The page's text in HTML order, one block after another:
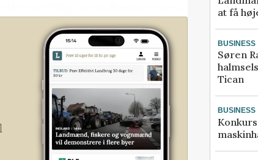
af nitratforureningen i vandet
at få
BUSINESS
Søren
Tican
BUSINESS